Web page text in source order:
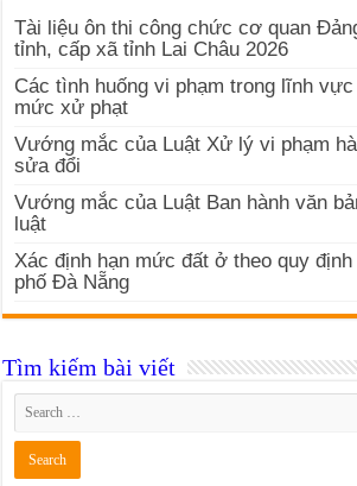
Tài liệu ôn thi công chức cơ quan
tỉnh, cấp xã tỉnh Lai Châu 2026
Các tình huống vi phạm trong lĩnh
mức xử phạt
Vướng mắc của Luật Xử lý vi phạm
sửa đổi
Vướng mắc của Luật Ban hành văn
luật
Xác định hạn mức đất ở theo quy
phố Đà Nẵng
Tìm kiếm bài viết